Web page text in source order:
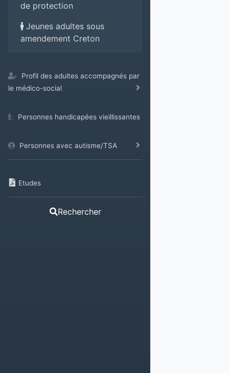
de protection
Jeunes adultes sous
amendement Creton
Profil des adultes accompagnés par
le médico-social
Personnes handicapées vieillissantes
Personnes avec autisme/TSA
Etudes
Rechercher